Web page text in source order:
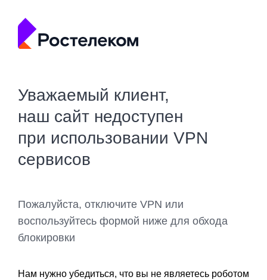
Уважаемый клиент,
наш сайт недоступен
при использовании VPN
сервисов
Пожалуйста, отключите VPN или
воспользуйтесь формой ниже для обхода
блокировки
Нам нужно убедиться, что вы не являетесь роботом